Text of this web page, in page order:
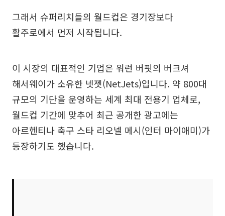
그래서 슈퍼리치들의 월드컵은 경기장보다
활주로에서 먼저 시작됩니다.
이 시장의 대표적인 기업은 워런 버핏의 버크셔
해서웨이가 소유한 넷젯(NetJets)입니다. 약 800대
규모의 기단을 운영하는 세계 최대 전용기 업체로,
월드컵 기간에 맞추어 최근 공개한 광고에는
아르헨티나 축구 스타 리오넬 메시(인터 마이애미)가
등장하기도 했습니다.